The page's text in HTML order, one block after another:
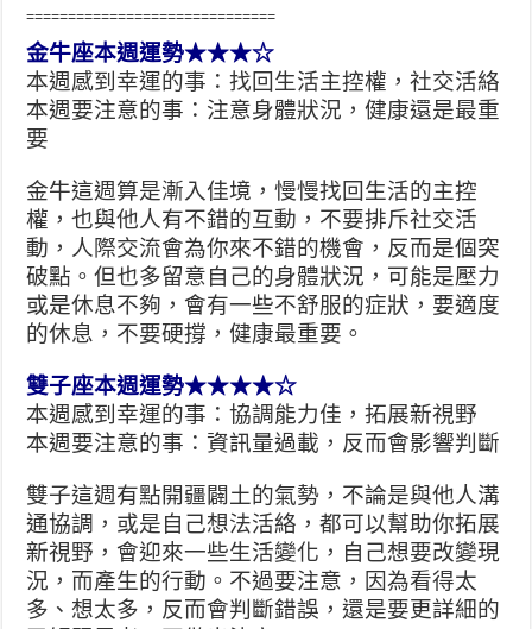
==============================
金牛座本週運勢★★★☆
本週感到幸運的事：找回生活主控權，社交活絡
本週要注意的事：注意身體狀況，健康還是最重
要
金牛這週算是漸入佳境，慢慢找回生活的主控
權，也與他人有不錯的互動，不要排斥社交活
動，人際交流會為你來不錯的機會，反而是個突
破點。但也多留意自己的身體狀況，可能是壓力
或是休息不夠，會有一些不舒服的症狀，要適度
的休息，不要硬撐，健康最重要。
雙子座本週運勢★★★★☆
本週感到幸運的事：協調能力佳，拓展新視野
本週要注意的事：資訊量過載，反而會影響判斷
雙子這週有點開疆闢土的氣勢，不論是與他人溝
通協調，或是自己想法活絡，都可以幫助你拓展
新視野，會迎來一些生活變化，自己想要改變現
況，而產生的行動。不過要注意，因為看得太
多、想太多，反而會判斷錯誤，還是要更詳細的